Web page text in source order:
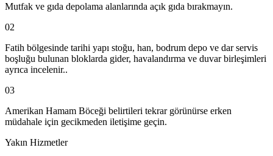
Mutfak ve gıda depolama alanlarında açık gıda bırakmayın.
02
Fatih bölgesinde tarihi yapı stoğu, han, bodrum depo ve dar servis
boşluğu bulunan bloklarda gider, havalandırma ve duvar birleşimleri
ayrıca incelenir..
03
Amerikan Hamam Böceği belirtileri tekrar görünürse erken
müdahale için gecikmeden iletişime geçin.
Yakın Hizmetler